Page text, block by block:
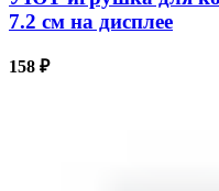
7.2 см на дисплее
158 ₽